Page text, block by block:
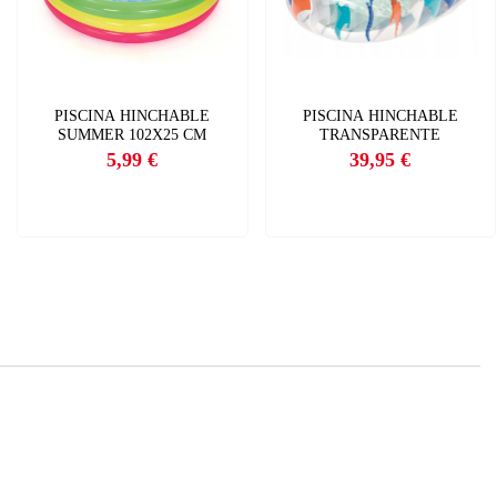
PISCINA HINCHABLE
SUMMER 102X25 CM
Precio
5,99 €
PISCINA HINCHABLE
TRANSPARENTE
Precio
39,95 €